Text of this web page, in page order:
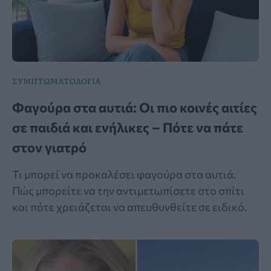
ΣΥΜΠΤΩΜΑΤΟΛΟΓΙΑ
Φαγούρα στα αυτιά: Οι πιο κοινές αιτίες
σε παιδιά και ενήλικες – Πότε να πάτε
στον γιατρό
Τι μπορεί να προκαλέσει φαγούρα στα αυτιά.
Πώς μπορείτε να την αντιμετωπίσετε στο σπίτι
και πότε χρειάζεται να απευθυνθείτε σε ειδικό.